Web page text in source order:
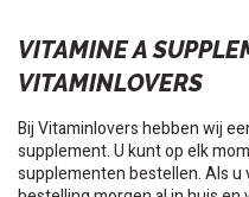
VITAMINE A
VITAMINLOVERS
Bij Vitaminlovers hebben wij
supplement. U kunt op elk
supplementen bestellen. Als